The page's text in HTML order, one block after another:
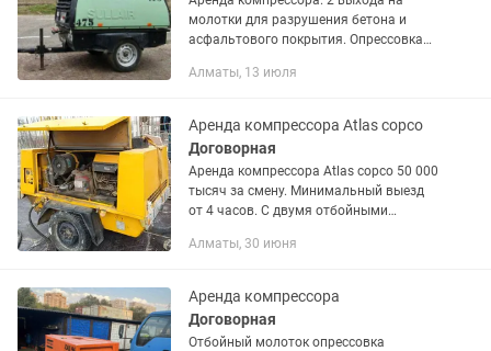
молотки для разрушения бетона и
асфальтового покрытия. Опрессовка
доставка до места.
Алматы, 13 июля
Аренда компрессора Atlas copco
Договорная
Аренда компрессора Atlas copco 50 000
тысяч за смену. Минимальный выезд
от 4 часов. С двумя отбойными
бетона и других поверхностей. Одна
Алматы, 30 июня
Аренда компрессора
Договорная
Отбойный молоток опрессовка